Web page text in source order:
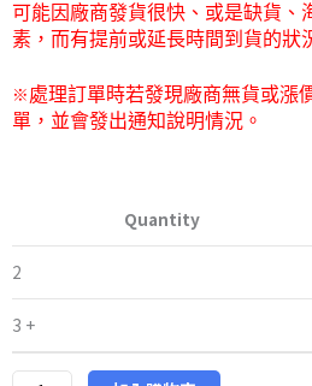
可能因廠商發貨很快、或是缺貨、
素，而有提前或延長時間到貨的狀
※處理訂單時若發現廠商無貨或漲
單，並會發出通知說明情況。
Quantity
2
3 +
匣
全
能
小